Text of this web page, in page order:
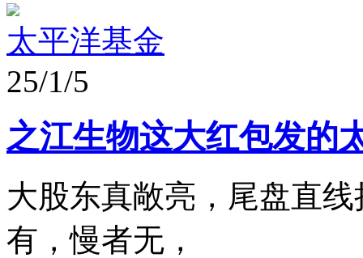
太平洋基金
25/1/5
之江生物这大红包发的
大股东真敞亮，尾盘直
有，慢者无，